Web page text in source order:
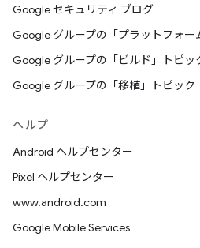
Google セキュリティ ブログ
Google グループの「プラットフォー
Google グループの「ビルド」トピッ
Google グループの「移植」トピック
ヘルプ
Android ヘルプセンター
Pixel ヘルプセンター
www.android.com
Google Mobile Services